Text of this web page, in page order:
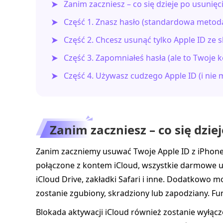
Zanim zaczniesz – co się dzieje po
Część 1. Znasz hasło (standardowa
Część 2. Chcesz usunąć tylko Apple ID ze
Część 3. Zapomniałeś hasła (ale to Twoje
Część 4. Używasz cudzego Apple ID (i nie
Zanim zaczniesz – co się
Zanim zaczniemy usuwać Twoje Apple ID z
połączone z kontem iCloud, wszystkie darmowe
iCloud Drive, zakładki Safari i inne. Dodatkowo
zostanie zgubiony, skradziony lub zapodziany.
Blokada aktywacji iCloud również zostanie